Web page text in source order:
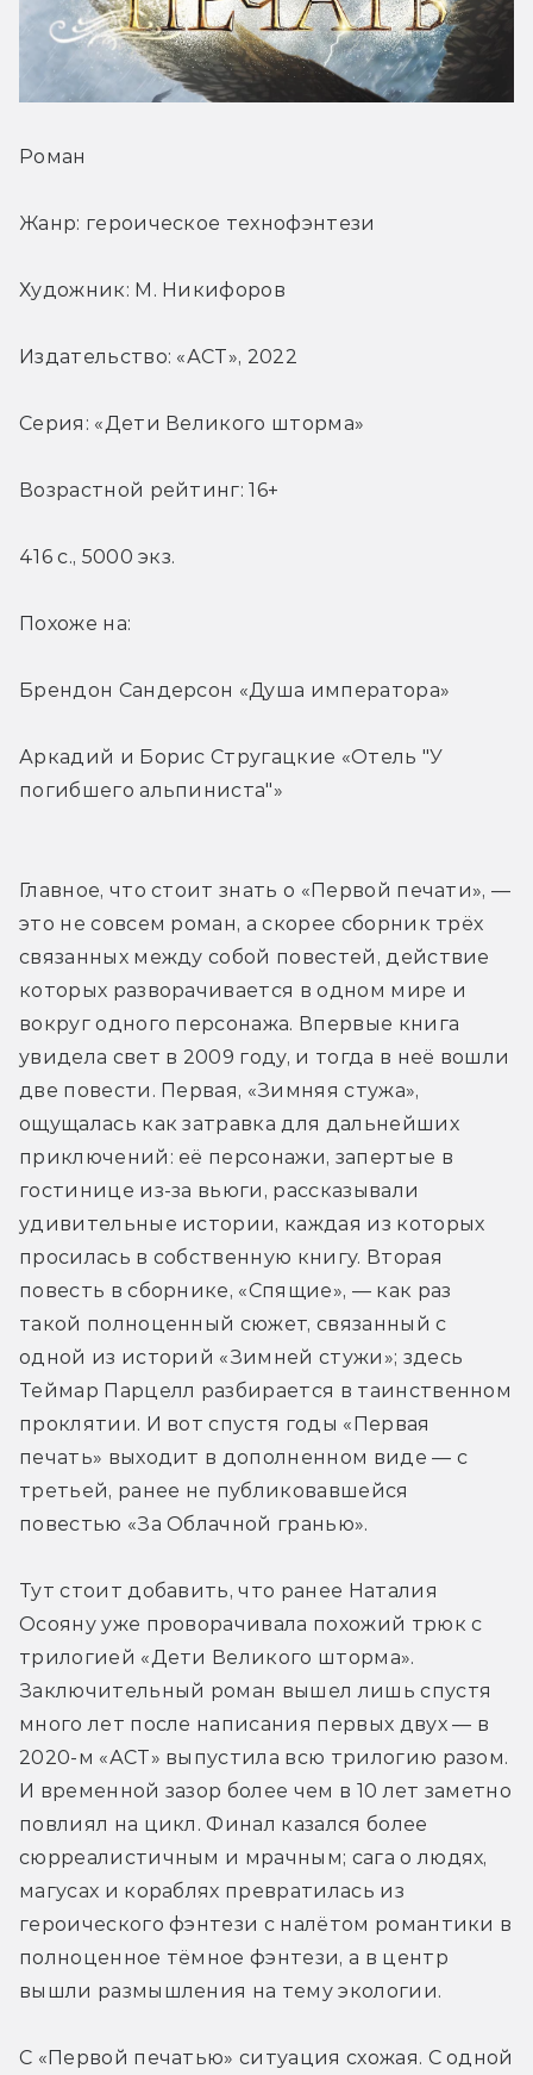
Роман
Жанр: героическое технофэнтези
Художник: М. Никифоров
Издательство: «АСТ», 2022
Серия: «Дети Великого шторма»
Возрастной рейтинг: 16+
416 с., 5000 экз.
Похоже на:
Брендон Сандерсон «Душа императора»
Аркадий и Борис Стругацкие «Отель "У
погибшего альпиниста"»
Главное, что стоит знать о «Первой печати», —
это не совсем роман, а скорее сборник трёх
связанных между собой повестей, действие
которых разворачивается в одном мире и
вокруг одного персонажа. Впервые книга
увидела свет в 2009 году, и тогда в неё вошли
две повести. Первая, «Зимняя стужа»,
ощущалась как затравка для дальнейших
приключений: её персонажи, запертые в
гостинице из-за вьюги, рассказывали
удивительные истории, каждая из которых
просилась в собственную книгу. Вторая
повесть в сборнике, «Спящие», — как раз
такой полноценный сюжет, связанный с
одной из историй «Зимней стужи»; здесь
Теймар Парцелл разбирается в таинственном
проклятии. И вот спустя годы «Первая
печать» выходит в дополненном виде — с
третьей, ранее не публиковавшейся
повестью «За Облачной гранью».
Тут стоит добавить, что ранее Наталия
Осояну уже проворачивала похожий трюк с
трилогией «Дети Великого шторма».
Заключительный роман вышел лишь спустя
много лет после написания первых двух — в
2020-м «АСТ» выпустила всю трилогию разом.
И временной зазор более чем в 10 лет заметно
повлиял на цикл. Финал казался более
сюрреалистичным и мрачным; сага о людях,
магусах и кораблях превратилась из
героического фэнтези с налётом романтики в
полноценное тёмное фэнтези, а в центр
вышли размышления на тему экологии.
С «Первой печатью» ситуация схожая. С одной